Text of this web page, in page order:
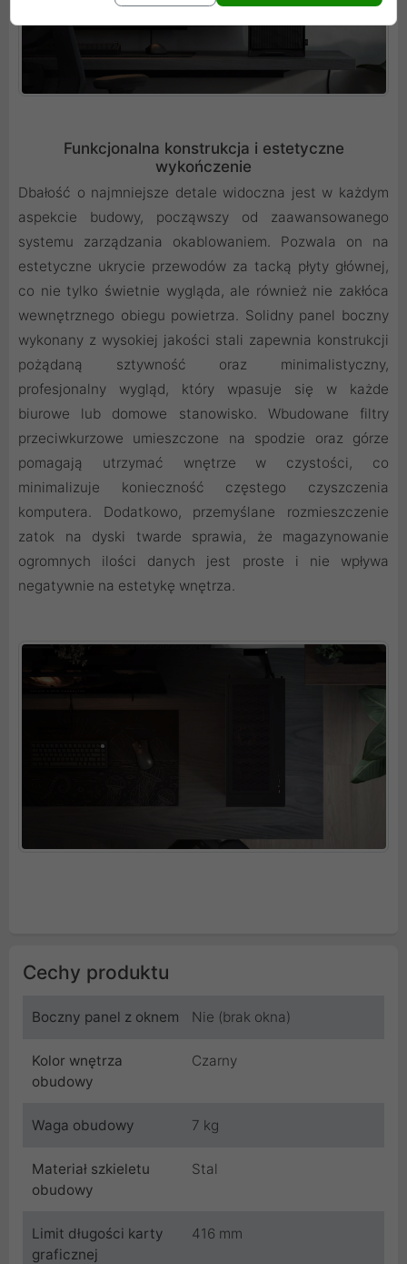
Funkcjonalna konstrukcja i estetyczne
wykończenie
Dbałość o najmniejsze detale widoczna jest w każdym
aspekcie budowy, począwszy od zaawansowanego
systemu zarządzania okablowaniem. Pozwala on na
estetyczne ukrycie przewodów za tacką płyty głównej,
co nie tylko świetnie wygląda, ale również nie zakłóca
wewnętrznego obiegu powietrza. Solidny panel boczny
wykonany z wysokiej jakości stali zapewnia konstrukcji
pożądaną sztywność oraz minimalistyczny,
profesjonalny wygląd, który wpasuje się w każde
biurowe lub domowe stanowisko. Wbudowane filtry
przeciwkurzowe umieszczone na spodzie oraz górze
pomagają utrzymać wnętrze w czystości, co
minimalizuje konieczność częstego czyszczenia
komputera. Dodatkowo, przemyślane rozmieszczenie
zatok na dyski twarde sprawia, że magazynowanie
ogromnych ilości danych jest proste i nie wpływa
negatywnie na estetykę wnętrza.
Cechy produktu
Boczny panel z oknem Nie (brak okna)
Kolor wnętrza
obudowy
Czarny
Waga obudowy 7 kg
Materiał szkieletu
obudowy
Stal
Limit długości karty
graficznej
416 mm